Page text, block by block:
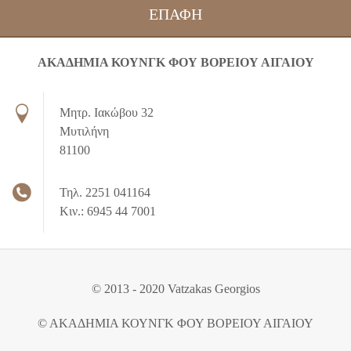
ΕΠΑΦΉ
ΑΚΑΔΗΜΙΑ ΚΟΥΝΓΚ ΦΟΥ ΒΟΡΕΙΟΥ ΑΙΓΑΙΟΥ
Μητρ. Ιακώβου 32
Μυτιλήνη
81100
Τηλ. 2251 041164
Κιν.: 6945 44 7001
© 2013 - 2020 Vatzakas Georgios
© ΑΚΑΔΗΜΙΑ ΚΟΥΝΓΚ ΦΟΥ ΒΟΡΕΙΟΥ ΑΙΓΑΙΟΥ